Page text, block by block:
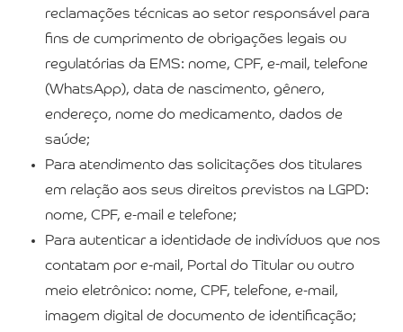
reclamações técnicas ao setor responsável para
fins de cumprimento de obrigações legais ou
regulatórias da EMS: nome, CPF, e-mail, telefone
(WhatsApp), data de nascimento, gênero,
endereço, nome do medicamento, dados de
saúde;
Para atendimento das solicitações dos titulares
em relação aos seus direitos previstos na LGPD:
nome, CPF, e-mail e telefone;
Para autenticar a identidade de indivíduos que nos
contatam por e-mail, Portal do Titular ou outro
meio eletrônico: nome, CPF, telefone, e-mail,
imagem digital de documento de identificação;